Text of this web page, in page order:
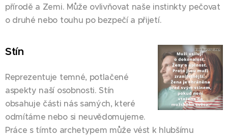
přírodě a Zemi. Může ovlivňovat naše instinkty pečovat
o druhé nebo touhu po bezpečí a přijetí.
Stín
Reprezentuje temné, potlačené
aspekty naší osobnosti. Stín
obsahuje části nás samých, které
odmítáme nebo si neuvědomujeme.
Práce s tímto archetypem může vést k hlubšímu